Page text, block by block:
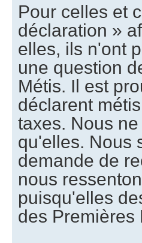
Pour celles et
déclaration »
elles, ils n'ont
une question
Métis. Il est
déclarent
taxes. Nous
qu'elles. Nous
demande de
nous
puisqu'elles
des Premières